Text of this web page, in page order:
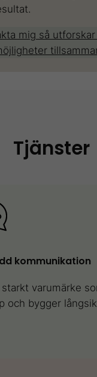
mig så
Tjänster
kommunikation
varumärke
och bygger